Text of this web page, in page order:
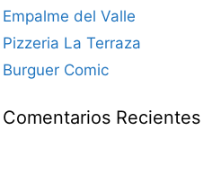
Empalme del Valle
Pizzeria La Terraza
Burguer Comic
Comentarios Recientes